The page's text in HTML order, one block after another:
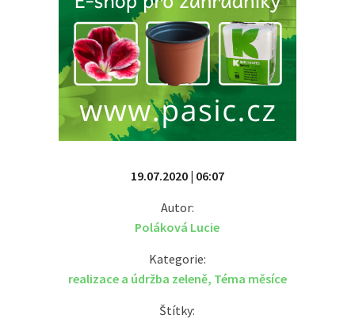
19.07.2020 | 06:07
Autor:
Poláková Lucie
Kategorie:
realizace a údržba zeleně, Téma měsíce
Štítky: